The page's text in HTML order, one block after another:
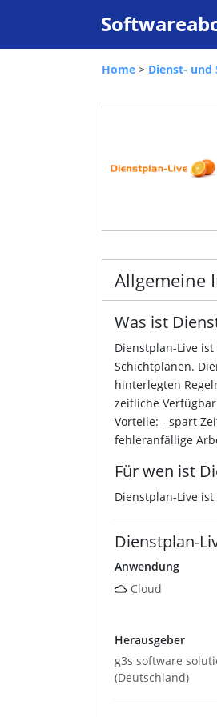
Home > Dienst- und
Allgemeine
Was ist
Dienstplan-Live
Schichtplänen.
hinterlegten
zeitliche
Vorteile: - spart
fehleranfällige
Für wen ist
Dienstplan-Live
Dienstplan-
Anwendung
Cloud
Herausgeber
g3s software
(Deutschland)